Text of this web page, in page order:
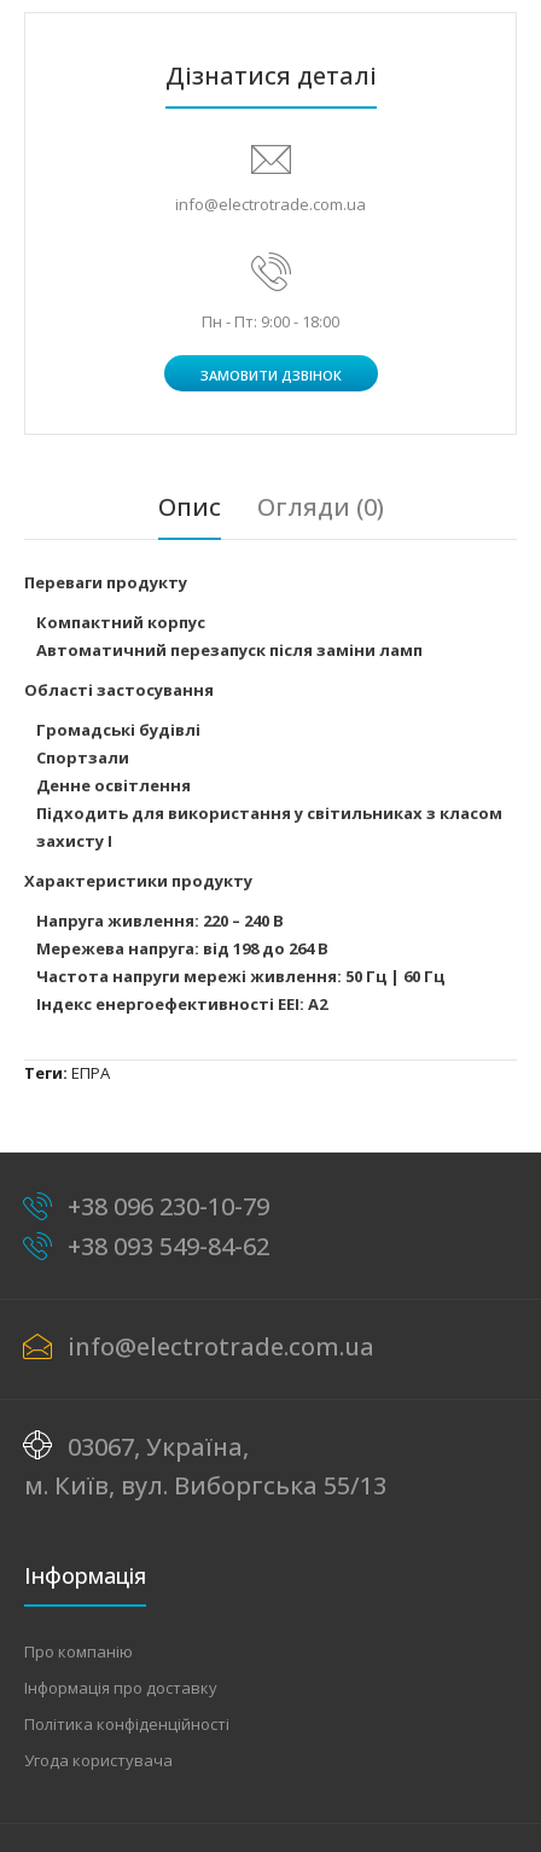
Дізнатися деталі
info@electrotrade.com.ua
Пн - Пт: 9:00 - 18:00
ЗАМОВИТИ ДЗВІНОК
Опис Огляди (0)
Переваги продукту
Компактний корпус
Автоматичний перезапуск після заміни ламп
Області застосування
Громадські будівлі
Спортзали
Денне освітлення
Підходить для використання у світильниках з класом
захисту I
Характеристики продукту
Напруга живлення: 220 – 240 В
Мережева напруга: від 198 до 264 В
Частота напруги мережі живлення: 50 Гц | 60 Гц
Індекс енергоефективності EEI: A2
Теги: ЕПРА
+38 096 230-10-79
+38 093 549-84-62
info@electrotrade.com.ua
03067, Україна,
м. Київ, вул. Виборгська 55/13
Інформація
Про компанію
Інформація про доставку
Політика конфіденційності
Угода користувача